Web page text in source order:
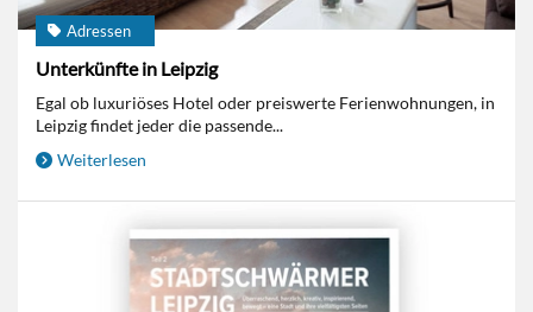
Adressen
Unterkünfte in Leipzig
Egal ob luxuriöses Hotel oder preiswerte Ferienwohnungen, in
Leipzig findet jeder die passende...
Weiterlesen